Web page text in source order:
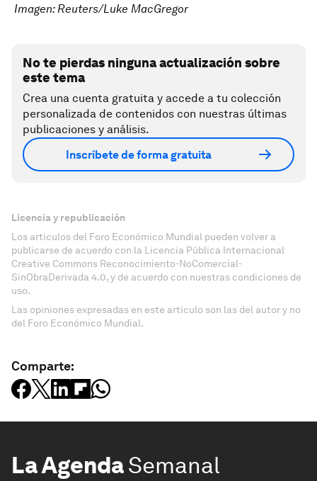
Imagen: Reuters/Luke MacGregor
No te pierdas ninguna actualización sobre
este tema
Crea una cuenta gratuita y accede a tu colección
personalizada de contenidos con nuestras últimas
publicaciones y análisis.
Inscríbete de forma gratuita
Licencia y republicación
Los artículos del Foro Económico Mundial pueden volver a
publicarse de acuerdo con la Licencia Pública Internacional
Creative Commons Reconocimiento-NoComercial-
SinObraDerivada 4.0, y de acuerdo con nuestras condiciones de
uso.
Las opiniones expresadas en este artículo son las del autor y no
del Foro Económico Mundial.
Comparte:
La AgendaSemanal